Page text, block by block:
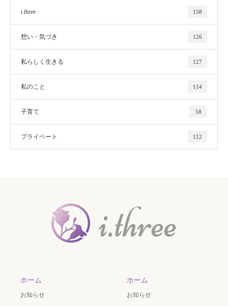
i.three 158
想い・気づき 126
私らしく生きる 127
私のこと 114
子育て 58
プライベート 112
ホーム
お知らせ
ホーム
お知らせ